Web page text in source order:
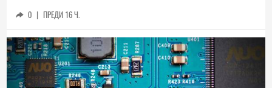
0 | ПРЕДИ 16 Ч.